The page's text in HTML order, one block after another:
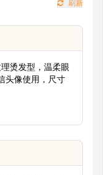
刷新
烫发型，温柔眼
头像使用，尺寸